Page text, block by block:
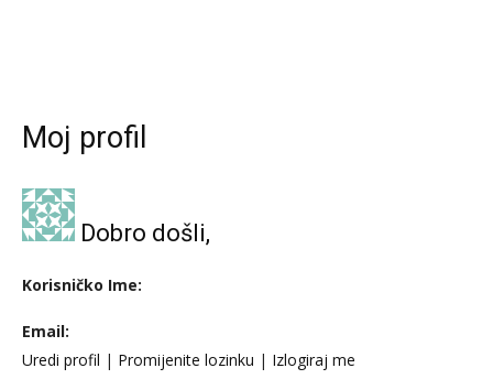
Moj profil
Dobro došli,
Korisničko Ime:
Email:
Uredi profil | Promijenite lozinku | Izlogiraj me